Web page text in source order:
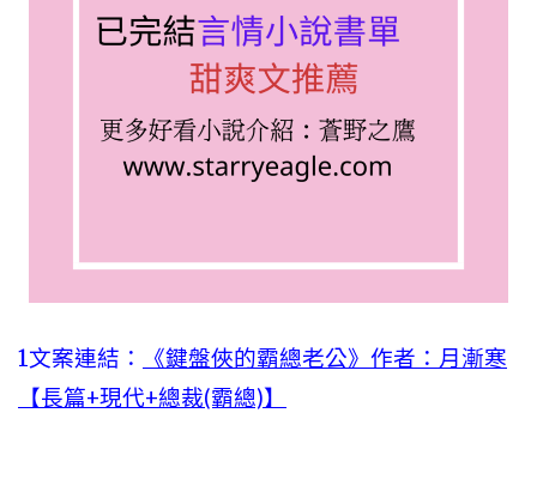
1文案連結：
《鍵盤俠的霸總老公》作者：月漸寒
【長篇+現代+總裁(霸總)】